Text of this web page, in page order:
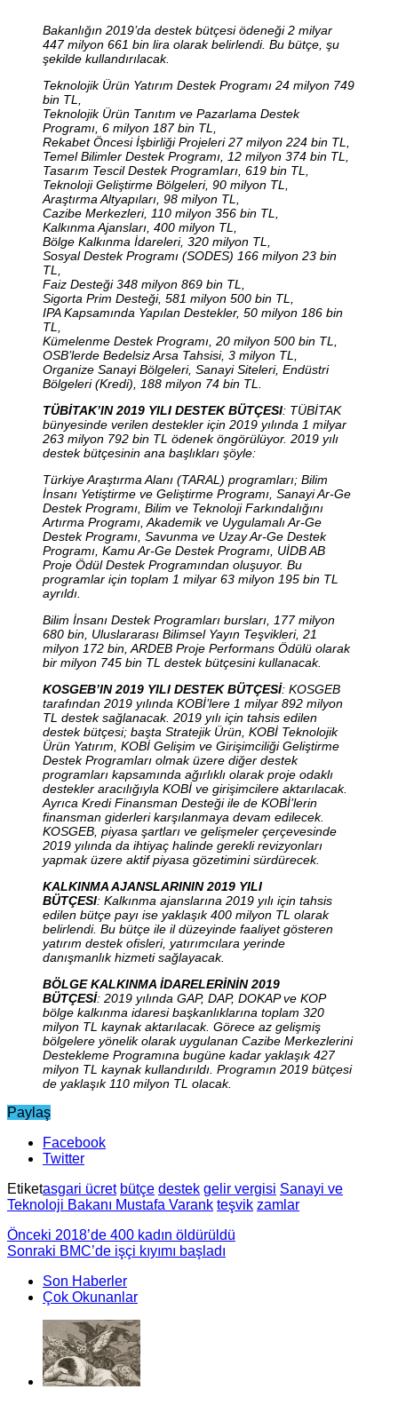
Bakanlığın 2019’da destek bütçesi ödeneği 2 milyar
447 milyon 661 bin lira olarak belirlendi. Bu bütçe, şu
şekilde kullandırılacak.
Teknolojik Ürün Yatırım Destek Programı 24 milyon 749
bin TL,
Teknolojik Ürün Tanıtım ve Pazarlama Destek
Programı, 6 milyon 187 bin TL,
Rekabet Öncesi İşbirliği Projeleri 27 milyon 224 bin TL,
Temel Bilimler Destek Programı, 12 milyon 374 bin TL,
Tasarım Tescil Destek ProgramIarı, 619 bin TL,
Teknoloji Geliştirme Bölgeleri, 90 milyon TL,
Araştırma Altyapıları, 98 milyon TL,
Cazibe Merkezleri, 110 milyon 356 bin TL,
Kalkınma Ajansları, 400 milyon TL,
Bölge Kalkınma İdareleri, 320 milyon TL,
Sosyal Destek Programı (SODES) 166 milyon 23 bin
TL,
Faiz Desteği 348 milyon 869 bin TL,
Sigorta Prim Desteği, 581 milyon 500 bin TL,
IPA Kapsamında Yapılan Destekler, 50 milyon 186 bin
TL,
Kümelenme Destek Programı, 20 milyon 500 bin TL,
OSB’lerde Bedelsiz Arsa Tahsisi, 3 milyon TL,
Organize Sanayi Bölgeleri, Sanayi Siteleri, Endüstri
Bölgeleri (Kredi), 188 milyon 74 bin TL.
TÜBİTAK’IN 2019 YILI DESTEK BÜTÇESI: TÜBİTAK
bünyesinde verilen destekler için 2019 yılında 1 milyar
263 milyon 792 bin TL ödenek öngörülüyor. 2019 yılı
destek bütçesinin ana başlıkları şöyle:
Türkiye Araştırma Alanı (TARAL) programları; Bilim
İnsanı Yetiştirme ve Geliştirme Programı, Sanayi Ar-Ge
Destek Programı, Bilim ve Teknoloji Farkındalığını
Artırma Programı, Akademik ve Uygulamalı Ar-Ge
Destek Programı, Savunma ve Uzay Ar-Ge Destek
Programı, Kamu Ar-Ge Destek Programı, UİDB AB
Proje Ödül Destek Programından oluşuyor. Bu
programlar için toplam 1 milyar 63 milyon 195 bin TL
ayrıldı.
Bilim İnsanı Destek Programları bursları, 177 milyon
680 bin, Uluslararası Bilimsel Yayın Teşvikleri, 21
milyon 172 bin, ARDEB Proje Performans Ödülü olarak
bir milyon 745 bin TL destek bütçesini kullanacak.
KOSGEB’IN 2019 YILI DESTEK BÜTÇESİ: KOSGEB
tarafından 2019 yılında KOBİ’lere 1 milyar 892 milyon
TL destek sağlanacak. 2019 yılı için tahsis edilen
destek bütçesi; başta Stratejik Ürün, KOBİ Teknolojik
Ürün Yatırım, KOBİ Gelişim ve Girişimciliği Geliştirme
Destek Programları olmak üzere diğer destek
programları kapsamında ağırlıklı olarak proje odaklı
destekler aracılığıyla KOBİ ve girişimcilere aktarılacak.
Ayrıca Kredi Finansman Desteği ile de KOBİ’lerin
finansman giderleri karşılanmaya devam edilecek.
KOSGEB, piyasa şartları ve gelişmeler çerçevesinde
2019 yılında da ihtiyaç halinde gerekli revizyonları
yapmak üzere aktif piyasa gözetimini sürdürecek.
KALKINMA AJANSLARININ 2019 YILI
BÜTÇESI: Kalkınma ajanslarına 2019 yılı için tahsis
edilen bütçe payı ise yaklaşık 400 milyon TL olarak
belirlendi. Bu bütçe ile il düzeyinde faaliyet gösteren
yatırım destek ofisleri, yatırımcılara yerinde
danışmanlık hizmeti sağlayacak.
BÖLGE KALKINMA İDARELERİNİN 2019
BÜTÇESİ: 2019 yılında GAP, DAP, DOKAP ve KOP
bölge kalkınma idaresi başkanlıklarına toplam 320
milyon TL kaynak aktarılacak. Görece az gelişmiş
bölgelere yönelik olarak uygulanan Cazibe Merkezlerini
Destekleme Programına bugüne kadar yaklaşık 427
milyon TL kaynak kullandırıldı. Programın 2019 bütçesi
de yaklaşık 110 milyon TL olacak.
Paylaş
Facebook
Twitter
Etiketasgari ücret bütçe destek gelir vergisi Sanayi ve
Teknoloji Bakanı Mustafa Varank teşvik zamlar
Önceki 2018’de 400 kadın öldürüldü
Sonraki BMC’de işçi kıyımı başladı
Son Haberler
Çok Okunanlar